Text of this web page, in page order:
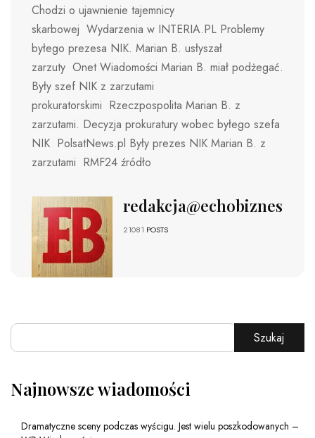
Chodzi o ujawnienie tajemnicy
skarbowej Wydarzenia w INTERIA.PL Problemy
byłego prezesa NIK. Marian B. usłyszał
zarzuty Onet Wiadomości Marian B. miał podżegać.
Były szef NIK z zarzutami
prokuratorskimi Rzeczpospolita Marian B. z
zarzutami. Decyzja prokuratury wobec byłego szefa
NIK PolsatNews.pl ​Były prezes NIK Marian B. z
zarzutami RMF24 źródło
redakcja@echobiznesu.pl
21081 POSTS
Szukaj
Najnowsze wiadomości
Dramatyczne sceny podczas wyścigu. Jest wielu poszkodowanych –